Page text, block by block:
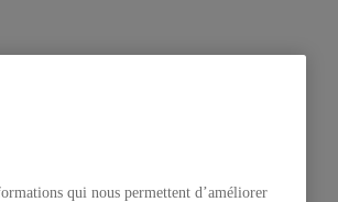
qui nous permettent d’améliorer